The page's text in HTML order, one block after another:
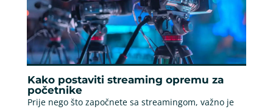
Kako postaviti streaming opremu za
početnike
Prije nego što započnete sa streamingom, važno je